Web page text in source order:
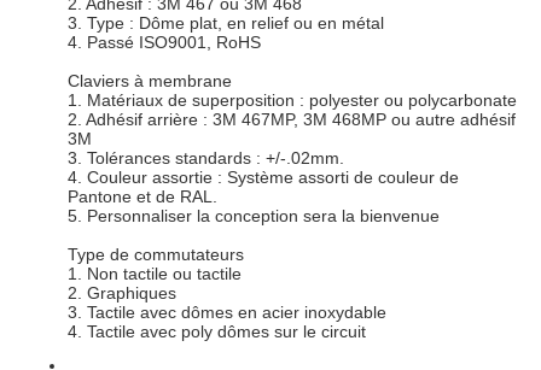
3. Type : Dôme plat, en relief ou en métal
4. Passé ISO9001, RoHS
Claviers à membrane
1. Matériaux de superposition : polyester ou polycarbonate
2. Adhésif arrière : 3M 467MP, 3M 468MP ou autre adhésif
3M
3. Tolérances standards : +/-.02mm.
4. Couleur assortie : Système assorti de couleur de
Pantone et de RAL.
5. Personnaliser la conception sera la bienvenue
Type de commutateurs
1. Non tactile ou tactile
2. Graphiques
3. Tactile avec dômes en acier inoxydable
4. Tactile avec poly dômes sur le circuit